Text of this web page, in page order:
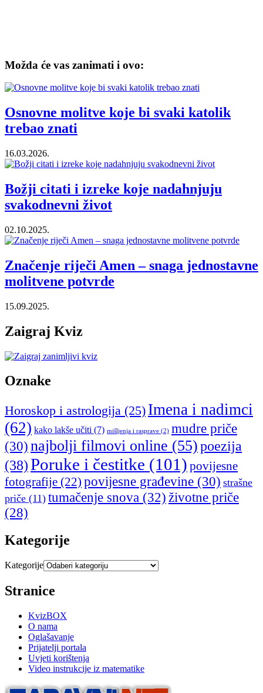
Možda će vas zanimati i ovo:
Osnovne molitve koje bi svaki katolik
trebao znati
16.03.2026.
Božji citati i izreke koje nadahnjuju
svakodnevni život
02.10.2025.
Značenje riječi Amen – snaga jednostavne
molitvene potvrde
15.09.2025.
Zaigraj Kviz
Oznake
Horoskop i astrologija (25) Imena i nadimci
(62) kako lakše učiti (7) mišljenja i rasprave (2) mudre priče
(30) najbolji filmovi online (55)poezija
(38)Poruke i čestitke (101) povijesne
fotografije (22) povijesne građevine (30) strašne
priče (11) tumačenje snova (32) životne priče
(28)
Kategorije
Kategorije
Stranice
KvizBOX
O nama
Oglašavanje
Prijatelji portala
Uvjeti korištenja
Video instrukcije iz matematike